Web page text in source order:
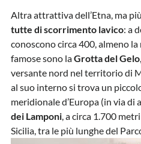
Altra attrattiva dell’Etna, ma
tutte di scorrimento lavico: a
conoscono circa 400, almeno
famose sono laGrotta del Gelo
versante nord nel territorio di
al suo interno si trova un
meridionale d’Europa (in via di
dei Lamponi, a circa 1.700
Sicilia, tra le più lunghe del